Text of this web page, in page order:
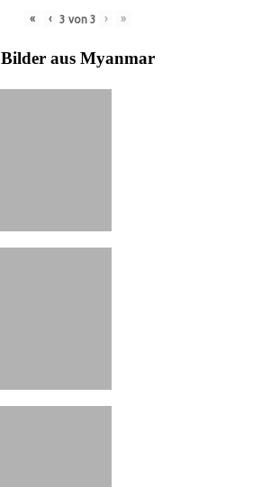
« ‹ 3 von 3 › »
Bilder aus Myanmar